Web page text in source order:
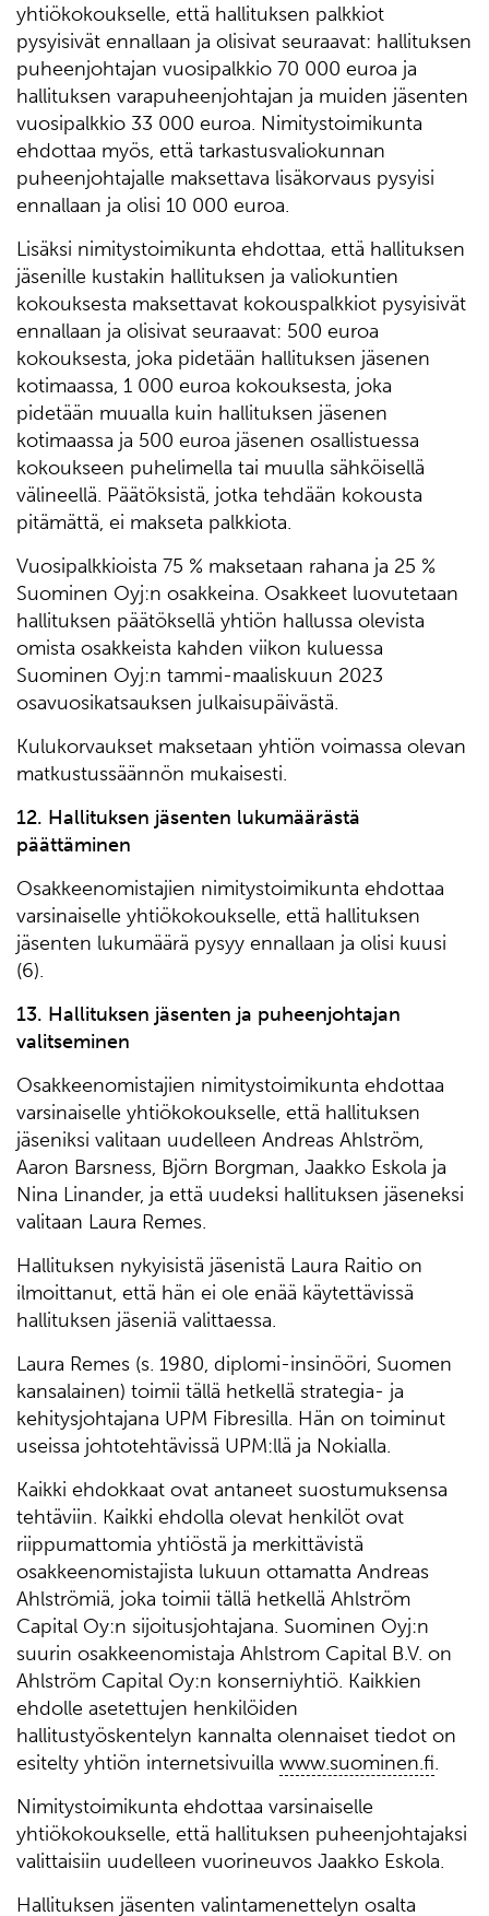
yhtiökokoukselle, että hallituksen palkkiot
pysyisivät ennallaan ja olisivat seuraavat: hallituksen
puheenjohtajan vuosipalkkio 70 000 euroa ja
hallituksen varapuheenjohtajan ja muiden jäsenten
vuosipalkkio 33 000 euroa. Nimitystoimikunta
ehdottaa myös, että tarkastusvaliokunnan
puheenjohtajalle maksettava lisäkorvaus pysyisi
ennallaan ja olisi 10 000 euroa.
Lisäksi nimitystoimikunta ehdottaa, että hallituksen
jäsenille kustakin hallituksen ja valiokuntien
kokouksesta maksettavat kokouspalkkiot pysyisivät
ennallaan ja olisivat seuraavat: 500 euroa
kokouksesta, joka pidetään hallituksen jäsenen
kotimaassa, 1 000 euroa kokouksesta, joka
pidetään muualla kuin hallituksen jäsenen
kotimaassa ja 500 euroa jäsenen osallistuessa
kokoukseen puhelimella tai muulla sähköisellä
välineellä. Päätöksistä, jotka tehdään kokousta
pitämättä, ei makseta palkkiota.
Vuosipalkkioista 75 % maksetaan rahana ja 25 %
Suominen Oyj:n osakkeina. Osakkeet luovutetaan
hallituksen päätöksellä yhtiön hallussa olevista
omista osakkeista kahden viikon kuluessa
Suominen Oyj:n tammi-maaliskuun 2023
osavuosikatsauksen julkaisupäivästä.
Kulukorvaukset maksetaan yhtiön voimassa olevan
matkustussäännön mukaisesti.
12. Hallituksen jäsenten lukumäärästä
päättäminen
Osakkeenomistajien nimitystoimikunta ehdottaa
varsinaiselle yhtiökokoukselle, että hallituksen
jäsenten lukumäärä pysyy ennallaan ja olisi kuusi
(6).
13. Hallituksen jäsenten ja puheenjohtajan
valitseminen
Osakkeenomistajien nimitystoimikunta ehdottaa
varsinaiselle yhtiökokoukselle, että hallituksen
jäseniksi valitaan uudelleen Andreas Ahlström,
Aaron Barsness, Björn Borgman, Jaakko Eskola ja
Nina Linander, ja että uudeksi hallituksen jäseneksi
valitaan Laura Remes.
Hallituksen nykyisistä jäsenistä Laura Raitio on
ilmoittanut, että hän ei ole enää käytettävissä
hallituksen jäseniä valittaessa.
Laura Remes (s. 1980, diplomi-insinööri, Suomen
kansalainen) toimii tällä hetkellä strategia- ja
kehitysjohtajana UPM Fibresilla. Hän on toiminut
useissa johtotehtävissä UPM:llä ja Nokialla.
Kaikki ehdokkaat ovat antaneet suostumuksensa
tehtäviin. Kaikki ehdolla olevat henkilöt ovat
riippumattomia yhtiöstä ja merkittävistä
osakkeenomistajista lukuun ottamatta Andreas
Ahlströmiä, joka toimii tällä hetkellä Ahlström
Capital Oy:n sijoitusjohtajana. Suominen Oyj:n
suurin osakkeenomistaja Ahlstrom Capital B.V. on
Ahlström Capital Oy:n konserniyhtiö. Kaikkien
ehdolle asetettujen henkilöiden
hallitustyöskentelyn kannalta olennaiset tiedot on
esitelty yhtiön internetsivuilla www.suominen.fi.
Nimitystoimikunta ehdottaa varsinaiselle
yhtiökokoukselle, että hallituksen puheenjohtajaksi
valittaisiin uudelleen vuorineuvos Jaakko Eskola.
Hallituksen jäsenten valintamenettelyn osalta